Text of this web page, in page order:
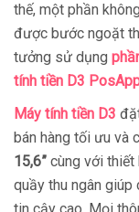
thế, một phần
được bước ngoặt
tưởng sử dụng
tính tiền D3
Máy tính tiền D3
bán hàng tối ưu và
15,6” cùng với thiết
quầy thu ngân